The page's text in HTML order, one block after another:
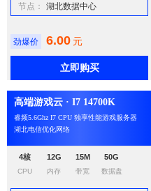
节点： 湖北数据中心
劲爆价 6.00 元
立即购买
高端游戏云 · I7 14700K
睿频5.6Ghz I7 CPU 独享性能游戏服务器
湖北电信优化网络
4核
CPU
12G
内存
15M
带宽
50G
数据盘